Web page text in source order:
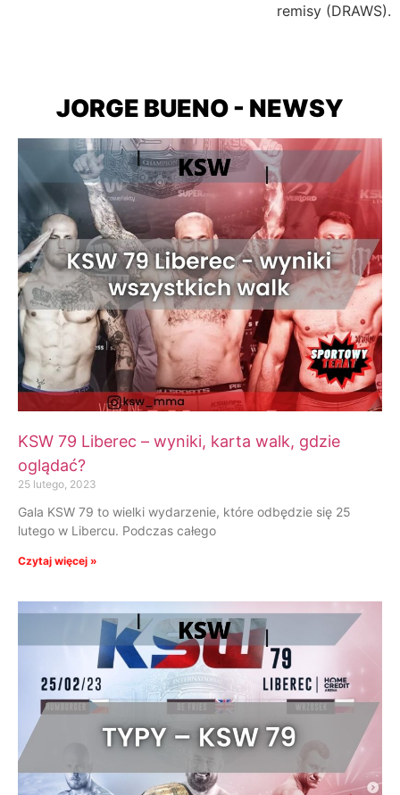
remisy (DRAWS).
JORGE BUENO - NEWSY
KSW 79 Liberec – wyniki, karta walk, gdzie
oglądać?
25 lutego, 2023
Gala KSW 79 to wielki wydarzenie, które odbędzie się 25
lutego w Libercu. Podczas całego
Czytaj więcej »